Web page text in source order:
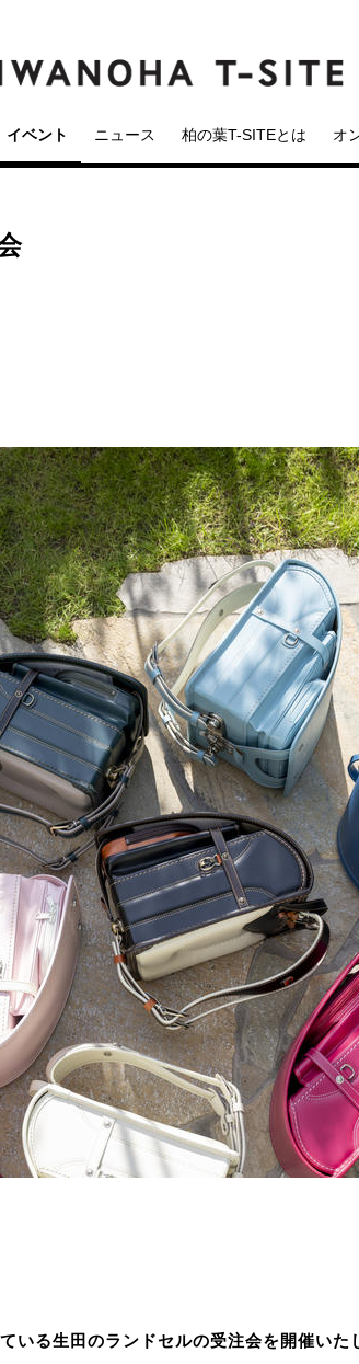
イベント ニュース 柏の葉T-SITEとは オ
いる生田のランドセルの受注会を開催いた